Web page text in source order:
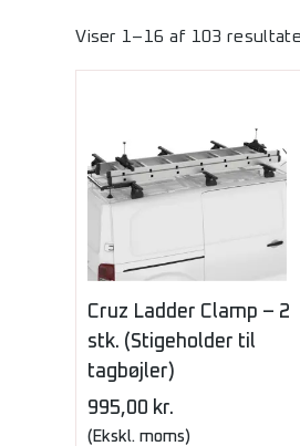
Viser 1–16 af 103
Cruz Ladder Clamp – 2
stk. (Stigeholder til
tagbøjler)
995,00 kr.
(Ekskl. moms)